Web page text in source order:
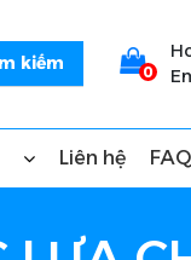
0
Liên hệ FAQ